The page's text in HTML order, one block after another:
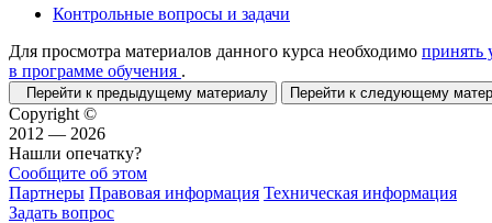
Контрольные вопросы и задачи
Для просмотра материалов данного курса необходимо принять
в программе обучения .
Перейти к предыдущему материалу Перейти к следующему
Copyright ©
2012 — 2026
Нашли опечатку?
Сообщите об этом
Партнеры Правовая информация Техническая информация
Задать вопрос